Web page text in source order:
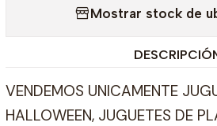
Mostrar stock de
VENDEMOS UNICAMENTE
HALLOWEEN, JUGUETES DE